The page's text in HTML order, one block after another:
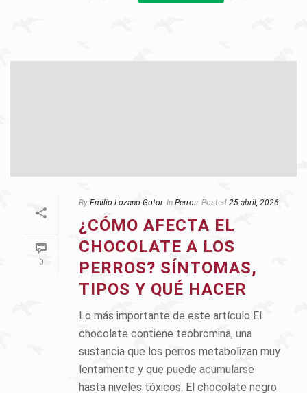
0
By Emilio Lozano-Gotor In Perros Posted 25 abril, 2026
¿CÓMO AFECTA EL
CHOCOLATE A LOS
PERROS? SÍNTOMAS,
TIPOS Y QUÉ HACER
Lo más importante de este artículo El
chocolate contiene teobromina, una
sustancia que los perros metabolizan muy
lentamente y que puede acumularse
hasta niveles tóxicos. El chocolate negro